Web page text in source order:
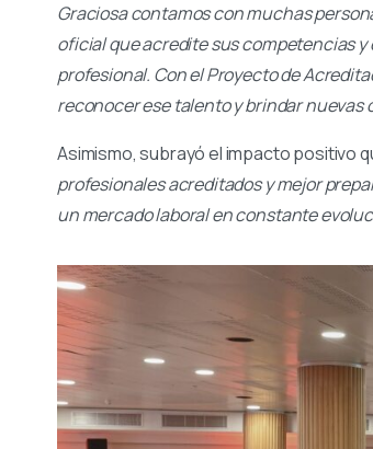
Graciosa contamos con muchas
oficial que acredite sus competencias
profesional. Con el Proyecto de
reconocer ese talento y brindar
Asimismo, subrayó el impacto positivo
profesionales acreditados y mejor
un mercado laboral en constante